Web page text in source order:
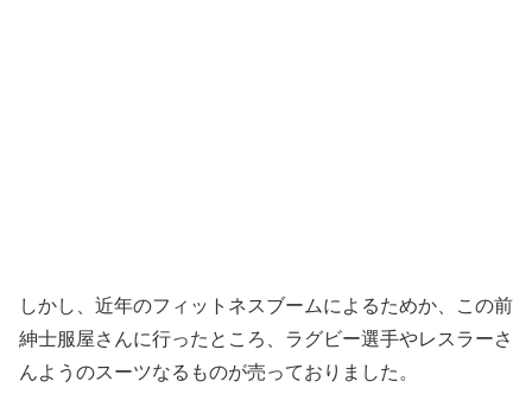
しかし、近年のフィットネスブームによるためか、この前
紳士服屋さんに行ったところ、ラグビー選手やレスラーさ
んようのスーツなるものが売っておりました。